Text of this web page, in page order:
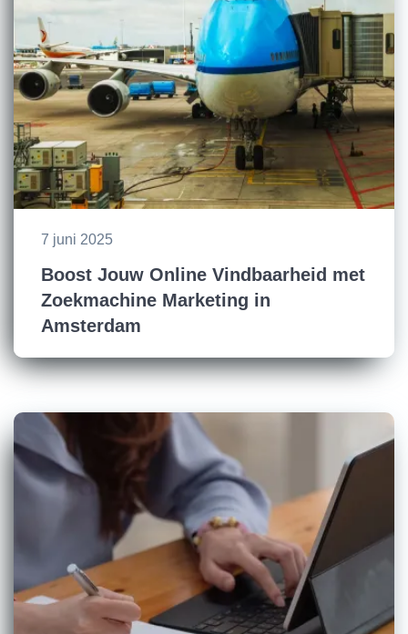
7 juni 2025
Boost Jouw Online Vindbaarheid met
Zoekmachine Marketing in
Amsterdam